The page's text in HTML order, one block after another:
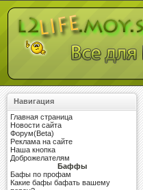
Навигация
Главная страница
Новости сайта
Форум(Beta)
Реклама на сайте
Наша кнопка
Доброжелателям
Баффы
Бафы по профам
Какие бафы бафать вашему